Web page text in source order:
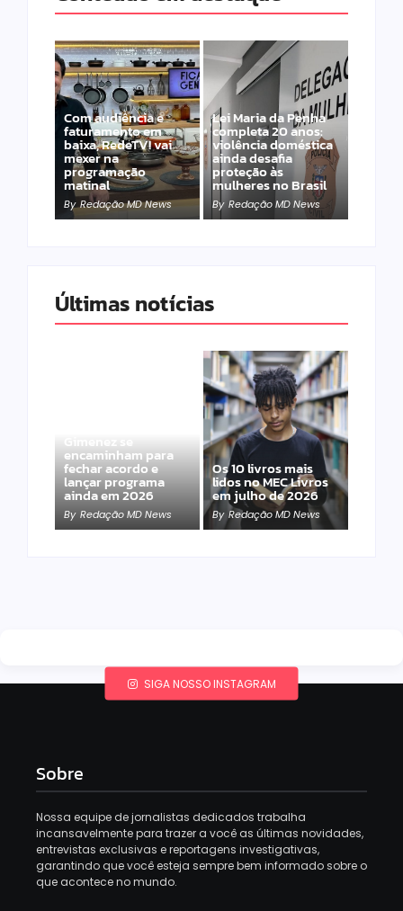
Com audiência e
faturamento em
baixa, RedeTV! vai
mexer na
programação
matinal
By Redação MD News
Lei Maria da Penha
completa 20 anos:
violência doméstica
ainda desafia
proteção às
mulheres no Brasil
By Redação MD News
Últimas notícias
Gimenez se
encaminham para
fechar acordo e
lançar programa
ainda em 2026
By Redação MD News
Os 10 livros mais
lidos no MEC Livros
em julho de 2026
By Redação MD News
SIGA NOSSO INSTAGRAM
Sobre
Nossa equipe de jornalistas dedicados trabalha
incansavelmente para trazer a você as últimas novidades,
entrevistas exclusivas e reportagens investigativas,
garantindo que você esteja sempre bem informado sobre o
que acontece no mundo.